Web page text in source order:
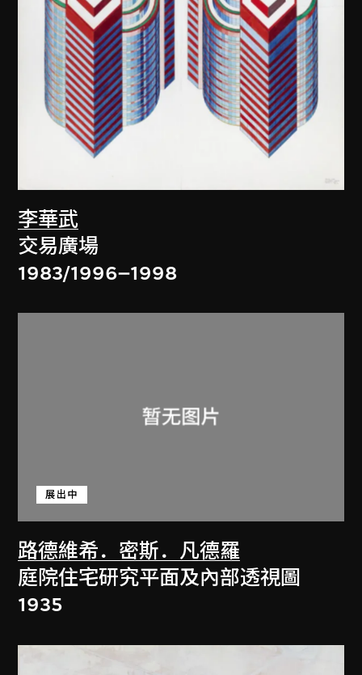
李華武
交易廣場
1983/1996–1998
路德維希．密斯．凡德羅
展出中
庭院住宅研究平面及內部透視圖
1935